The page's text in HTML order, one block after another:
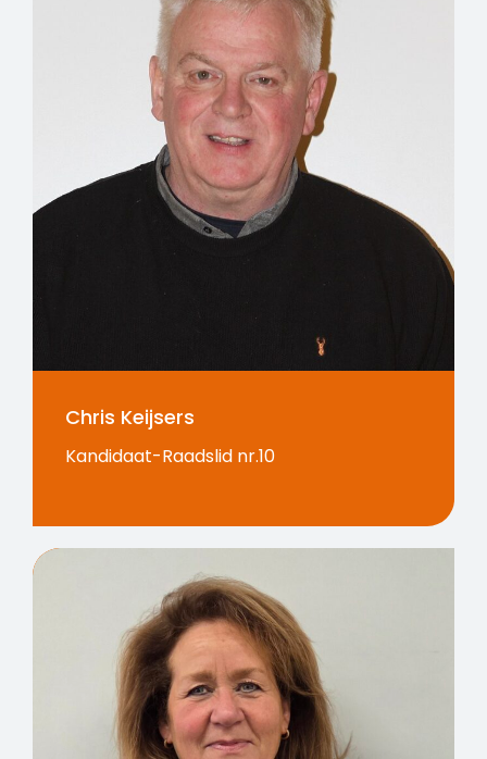
Chris Keijsers
Kandidaat-Raadslid nr.10